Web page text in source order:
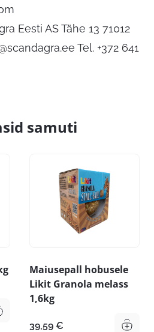
Eesti AS Tähe 13 71012
Tel. +372 641
samuti
Maiusepall hobusele
Likit Granola melass
1,6kg
39,59 €